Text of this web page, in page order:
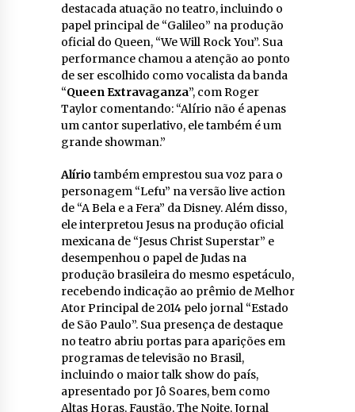
destacada atuação no teatro, incluindo o
papel principal de “Galileo” na produção
oficial do Queen, “We Will Rock You”. Sua
performance chamou a atenção ao ponto
de ser escolhido como vocalista da banda
“Queen Extravaganza”, com Roger
Taylor comentando: “Alírio não é apenas
um cantor superlativo, ele também é um
grande showman.”
Alíriotambém emprestou sua voz para o
personagem “Lefu” na versão live action
de “A Bela e a Fera” da Disney. Além disso,
ele interpretou Jesus na produção oficial
mexicana de “Jesus Christ Superstar” e
desempenhou o papel de Judas na
produção brasileira do mesmo espetáculo,
recebendo indicação ao prêmio de Melhor
Ator Principal de 2014 pelo jornal “Estado
de São Paulo”. Sua presença de destaque
no teatro abriu portas para aparições em
programas de televisão no Brasil,
incluindo o maior talk show do país,
apresentado por Jô Soares, bem como
Altas Horas, Faustão, The Noite, Jornal